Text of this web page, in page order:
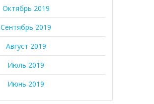
Октябрь 2019
Сентябрь 2019
Август 2019
Июль 2019
Июнь 2019